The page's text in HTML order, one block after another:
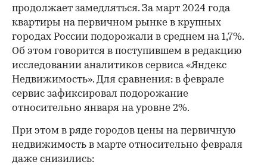
продолжает замедляться. За март 2024 года
квартиры на первичном рынке в крупных
городах России подорожали в среднем на 1,7%.
Об этом говорится в поступившем в редакцию
исследовании аналитиков сервиса «Яндекс
Недвижимость». Для сравнения: в феврале
сервис зафиксировал подорожание
относительно января на уровне 2%.
При этом в ряде городов цены на первичную
недвижимость в марте относительно февраля
даже снизились: